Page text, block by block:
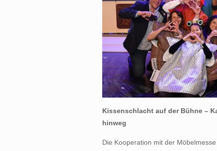
Kissenschlacht auf der Bühne –
hinweg
Die Kooperation mit der